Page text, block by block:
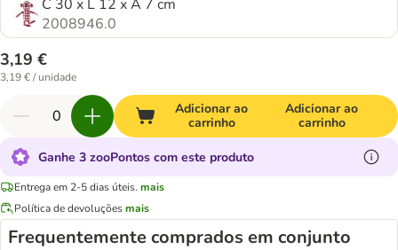
C 30 x L 12 x A 7 cm
2008946.0
3,19 €
3,19 € / unidade
Adicionar ao
carrinho
Adicionar ao
carrinho
Ganhe 3 zooPontos com este produto
Entrega em 2-5 dias úteis. mais
Política de devoluçõesmais
Frequentemente comprados em conjunto